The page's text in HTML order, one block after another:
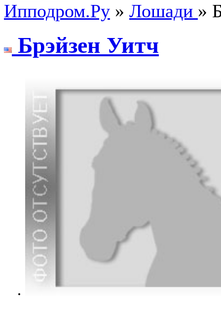
Ипподром.Ру » Лошади »
Бpэйзен Уитч